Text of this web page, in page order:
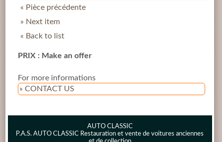
« Pièce précédente
» Next item
« Back to list
PRIX : Make an offer
For more informations
» CONTACT US
AUTO CLASSIC
P.A.S. AUTO CLASSIC Restauration et vente de voitures anciennes